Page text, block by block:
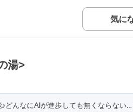
気に
湯>
どんなにAIが進歩しても無くならない...